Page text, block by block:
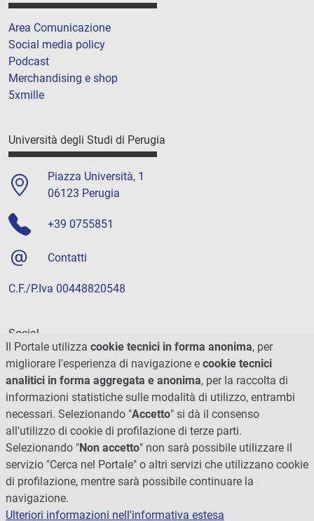
Area Comunicazione
Social media policy
Podcast
Merchandising e shop
5xmille
Università degli Studi di Perugia
Piazza Università, 1
06123 Perugia
+39 0755851
Contatti
C.F./P.Iva 00448820548
Social
Il Portale utilizza cookie tecnici in forma anonima, per
migliorare l'esperienza di navigazione e cookie tecnici
analitici in forma aggregata e anonima, per la raccolta di
informazioni statistiche sulle modalità di utilizzo, entrambi
necessari. Selezionando "Accetto" si dà il consenso
all'utilizzo di cookie di profilazione di terze parti.
Selezionando "Non accetto" non sarà possibile utilizzare il
servizio "Cerca nel Portale" o altri servizi che utilizzano cookie
di profilazione, mentre sarà possibile continuare la
navigazione.
Ulteriori informazioni nell'informativa estesa